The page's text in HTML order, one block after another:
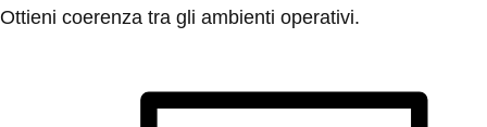
Ottieni coerenza tra gli ambienti operativi.